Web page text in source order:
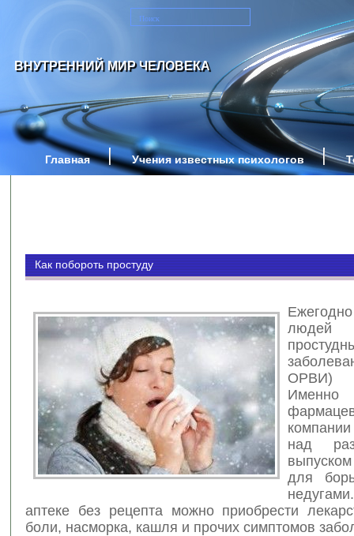
ВНУТРЕННИЙ МИР ЧЕЛОВЕКА
Главная Учения известных психологов
Как побороть простуду
людей
ОРВИ)
над
для
аптеке без рецепта можно приобрести
боли, насморка, кашля и прочих симптомов